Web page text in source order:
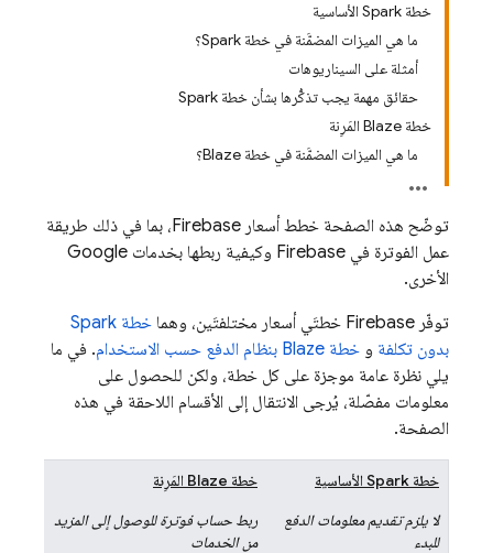
خطة Spark الأساسية
ما هي الميزات المضمَّنة في خطة Spark؟
أمثلة على السيناريوهات
حقائق مهمة يجب تذكُّرها بشأن خطة Spark
خطة Blaze المَرِنة
ما هي الميزات المضمَّنة في خطة Blaze؟
توضّح هذه الصفحة خطط أسعار Firebase، بما في ذلك طريقة
عمل الفوترة في Firebase وكيفية ربطها بخدمات Google
الأخرى.
توفّر Firebase خطتَي أسعار مختلفتَين، وهما
خطة Spark
بدون تكلفة و خطة Blaze بنظام الدفع حسب الاستخدام
. في ما
يلي نظرة عامة موجزة على كل خطة، ولكن للحصول على
معلومات مفصّلة، يُرجى الانتقال إلى الأقسام اللاحقة في هذه
الصفحة.
خطة Spark الأساسية
لا يلزم تقديم معلومات الدفع
للبدء
خطة Blaze المَرِنة
ربط حساب فوترة للوصول إلى المزيد
من الخدمات